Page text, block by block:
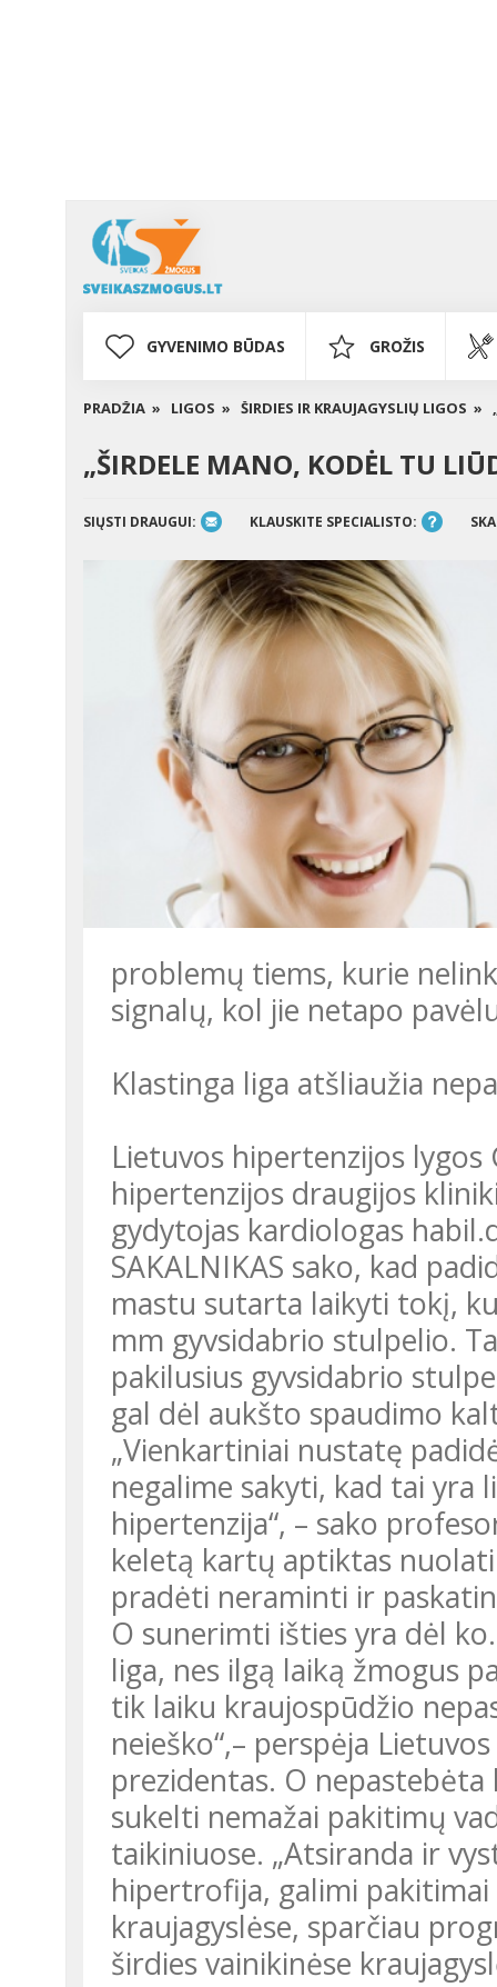
GYVENIMO BŪDAS GROŽIS
PRADŽIA » LIGOS » ŠIRDIES IR KRAUJAGYSLIŲ LIGOS »
„ŠIRDELE MANO, KODĖL TU
SIŲSTI DRAUGUI: KLAUSKITE SPECIALISTO:
problemų tiems, kurie
signalų, kol jie netapo
Klastinga liga atšliaužia
Lietuvos hipertenzijos
hipertenzijos draugijos
gydytojas kardiologas
SAKALNIKAS sako, kad
mastu sutarta laikyti tokį,
mm gyvsidabrio stulpelio.
pakilusius gyvsidabrio
gal dėl aukšto spaudimo
„Vienkartiniai nustatę
negalime sakyti, kad tai yra
hipertenzija“, – sako
keletą kartų aptiktas
pradėti neraminti ir
O sunerimti išties yra dėl
liga, nes ilgą laiką žmogus
tik laiku kraujospūdžio
neieško“,– perspėja
prezidentas. O
sukelti nemažai pakitimų
taikiniuose. „Atsiranda ir
hipertrofija, galimi
kraujagyslėse, sparčiau
širdies vainikinėse